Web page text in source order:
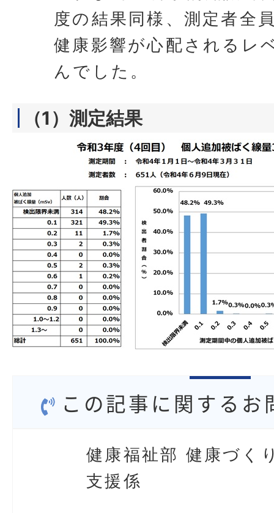
度の結果同様、測定者全
健康影響が心配されるレ
んでした。
（1）測定結果
この記事に関するお
健康福祉部 健康づく
支援係